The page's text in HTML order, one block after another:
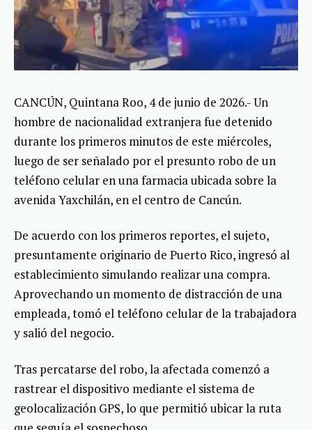
CANCÚN, Quintana Roo, 4 de junio de 2026.- Un
hombre de nacionalidad extranjera fue detenido
durante los primeros minutos de este miércoles,
luego de ser señalado por el presunto robo de un
teléfono celular en una farmacia ubicada sobre la
avenida Yaxchilán, en el centro de Cancún.
De acuerdo con los primeros reportes, el sujeto,
presuntamente originario de Puerto Rico, ingresó al
establecimiento simulando realizar una compra.
Aprovechando un momento de distracción de una
empleada, tomó el teléfono celular de la trabajadora
y salió del negocio.
Tras percatarse del robo, la afectada comenzó a
rastrear el dispositivo mediante el sistema de
geolocalización GPS, lo que permitió ubicar la ruta